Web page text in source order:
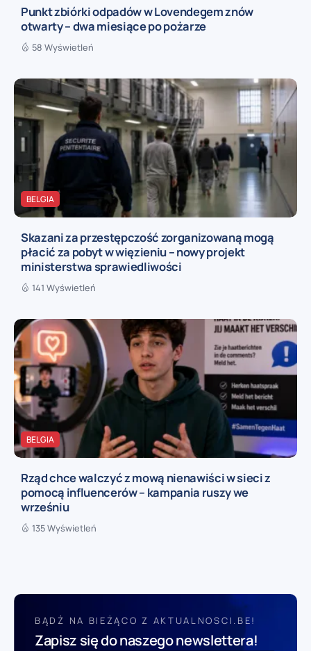
Punkt zbiórki odpadów w Lovendegem znów
otwarty – dwa miesiące po pożarze
58 Wyświetleń
BELGIA
Skazani za przestępczość zorganizowaną mogą
płacić za pobyt w więzieniu – nowy projekt
ministerstwa sprawiedliwości
141 Wyświetleń
BELGIA
Rząd chce walczyć z mową nienawiści w sieci z
pomocą influencerów – kampania ruszy we
wrześniu
135 Wyświetleń
BĄDŹ NA BIEŻĄCO Z AKTUALNOSCI.BE!
Zapisz się do naszego newslettera!